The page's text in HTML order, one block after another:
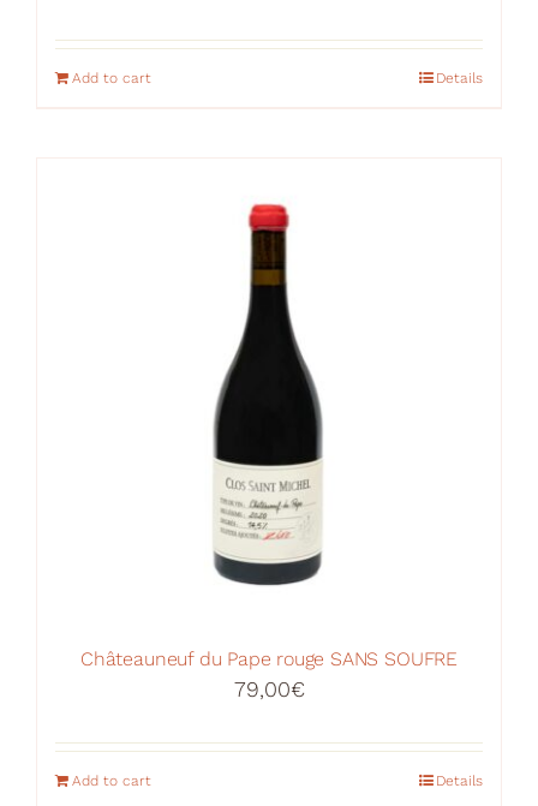
Add to cart Details
Châteauneuf du Pape rouge SANS SOUFRE
79,00€
Add to cart Details